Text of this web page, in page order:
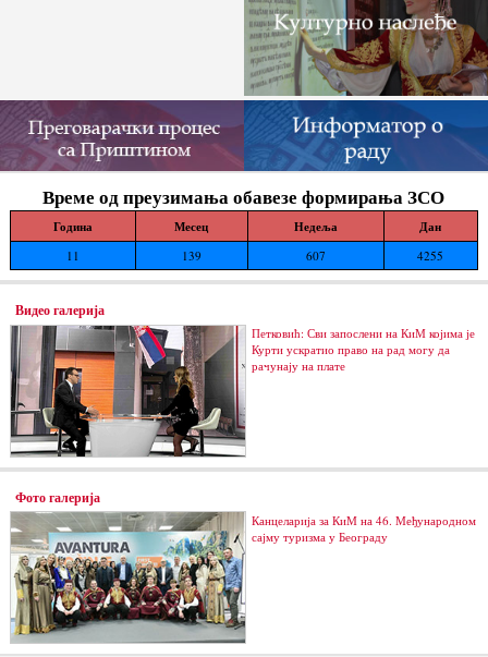
Време од преузимања обавезе формирања ЗСО
Година Месец Недеља Дан
11 139 607 4255
Видео галерија
Петковић: Сви запослени на КиМ којима је
Курти ускратио право на рад могу да
рачунају на плате
Фото галерија
Канцеларија за КиМ на 46. Међународном
сајму туризма у Београду